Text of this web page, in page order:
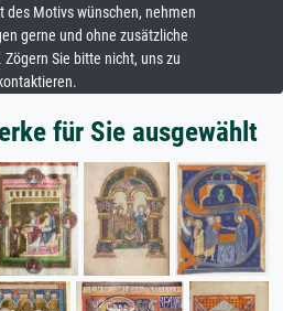
des Motivs wünschen, nehmen
gerne und ohne zusätzliche
Zögern Sie bitte nicht, uns zu
kontaktieren.
für Sie ausgewählt